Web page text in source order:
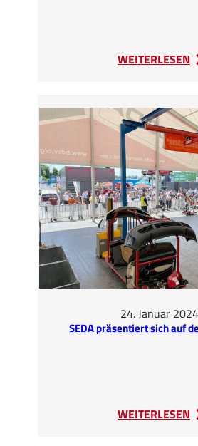
WEITERLESEN
24. Januar 2024
SEDA präsentiert sich auf
WEITERLESEN